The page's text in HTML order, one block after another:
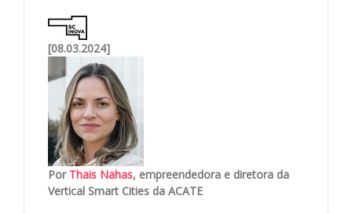
[08.03.2024]
Por Thais Nahas, empreendedora e diretora da
Vertical Smart Cities da ACATE